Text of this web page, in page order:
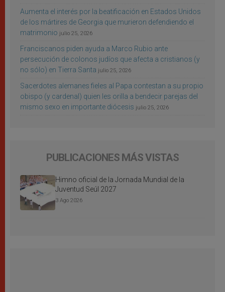
Aumenta el interés por la beatificación en Estados Unidos
de los mártires de Georgia que murieron defendiendo el
matrimonio julio 25, 2026
Franciscanos piden ayuda a Marco Rubio ante
persecución de colonos judíos que afecta a cristianos (y
no sólo) en Tierra Santa julio 25, 2026
Sacerdotes alemanes fieles al Papa contestan a su propio
obispo (y cardenal) quien les orilla a bendecir parejas del
mismo sexo en importante diócesis julio 25, 2026
PUBLICACIONES MÁS VISTAS
Himno oficial de la Jornada Mundial de la
Juventud Seúl 2027
3 Ago 2026